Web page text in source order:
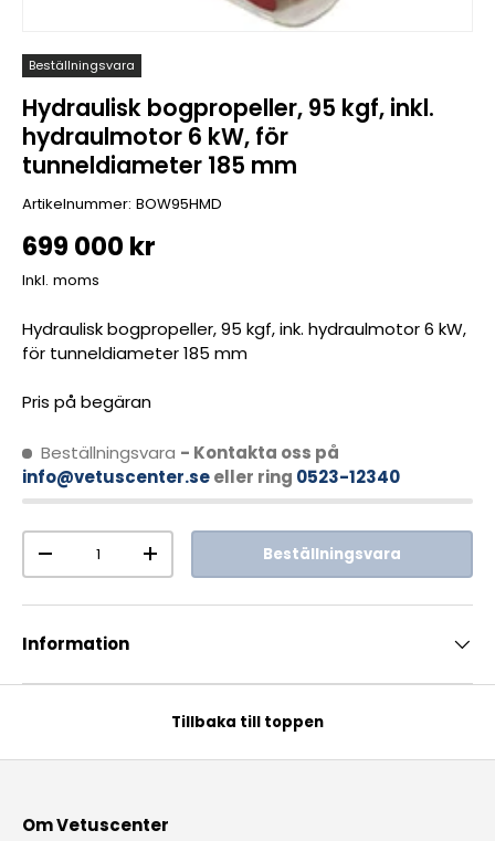
Beställningsvara
Hydraulisk bogpropeller, 95 kgf, inkl.
hydraulmotor 6 kW, för
tunneldiameter 185 mm
Artikelnummer: BOW95HMD
699 000 kr
Inkl. moms
Hydraulisk bogpropeller, 95 kgf, ink. hydraulmotor 6 kW,
för tunneldiameter 185 mm
Pris på begäran
Beställningsvara - Kontakta oss på
info@vetuscenter.seeller ring 0523-12340
Antal
-
+ Beställningsvara
Information
Tillbaka till toppen
Om Vetuscenter